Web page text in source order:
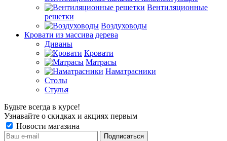
Вентиляционные
решетки
Воздуховоды
Кровати из массива дерева
Диваны
Кровати
Матрасы
Наматрасники
Столы
Стулья
Будьте всегда в курсе!
Узнавайте о скидках и акциях первым
Новости магазина